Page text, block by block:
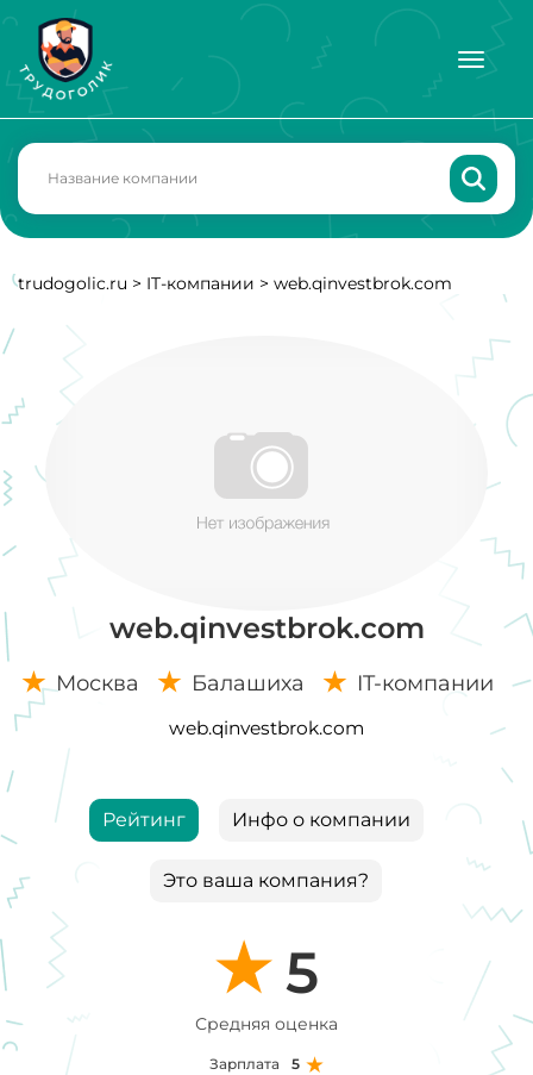
trudogolic.ru > IT-компании > web.qinvestbrok.com
web.qinvestbrok.com
Москва Балашиха IT-компании
web.qinvestbrok.com
Рейтинг Инфо о компании
Это ваша компания?
5
Средняя оценка
Зарплата
5